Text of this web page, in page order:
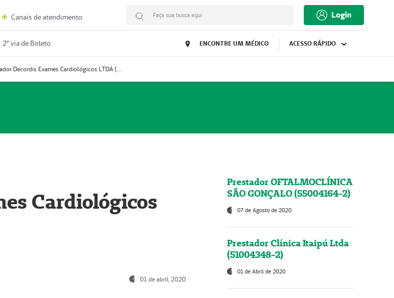
Canais de atendimento Faça sua busca aqui Login
2º via de Boleto ENCONTRE UM MÉDICO ACESSO RÁPIDO
Prestador Decordis Exames Cardiológicos LTDA (51004346-0)
Cardiológicos
01 de abril, 2020
Prestador OFTALMOCLÍNICA
SÃO GONÇALO (55004164-2)
07 de Agosto de 2020
Prestador Clínica Itaipú Ltda
(51004348-2)
01 de Abril de 2020